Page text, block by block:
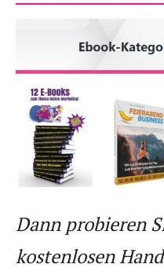
Dann probieren
kostenlosen